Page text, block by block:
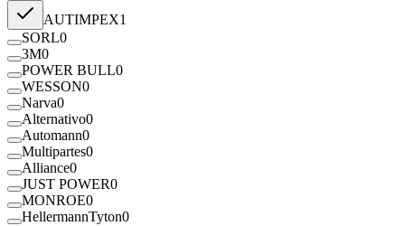
AUTIMPEX1
SORL0
3M0
POWER BULL0
WESSON0
Narva0
Alternativo0
Automann0
Multipartes0
Alliance0
JUST POWER0
MONROE0
HellermannTyton0